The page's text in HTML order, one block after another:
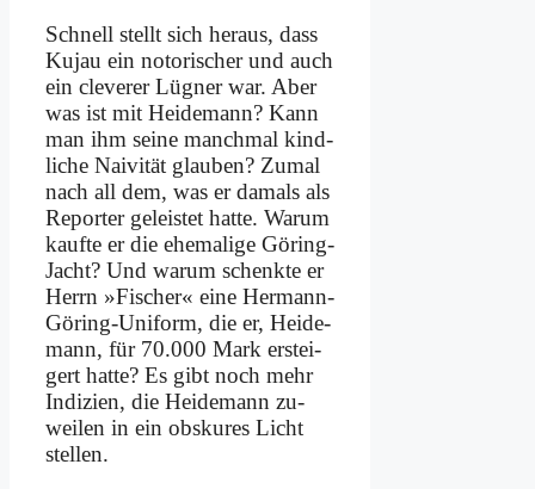
Schnell stellt sich her­aus, dass
Ku­jau ein no­to­ri­scher und auch
ein cle­ve­rer Lüg­ner war. Aber
was ist mit Hei­de­mann? Kann
man ihm sei­ne manch­mal kind­
li­che Nai­vi­tät glau­ben? Zu­mal
nach all dem, was er da­mals als
Re­por­ter ge­lei­stet hat­te. War­um
kauf­te er die ehe­ma­li­ge Gö­ring-
Jacht? Und war­um schenk­te er
Herrn »Fi­scher« ei­ne Her­mann-
Gö­ring-Uni­form, die er, Hei­de­
mann, für 70.000 Mark er­stei­
gert hat­te? Es gibt noch mehr
In­di­zi­en, die Hei­de­mann zu­
wei­len in ein ob­sku­res Licht
stel­len.